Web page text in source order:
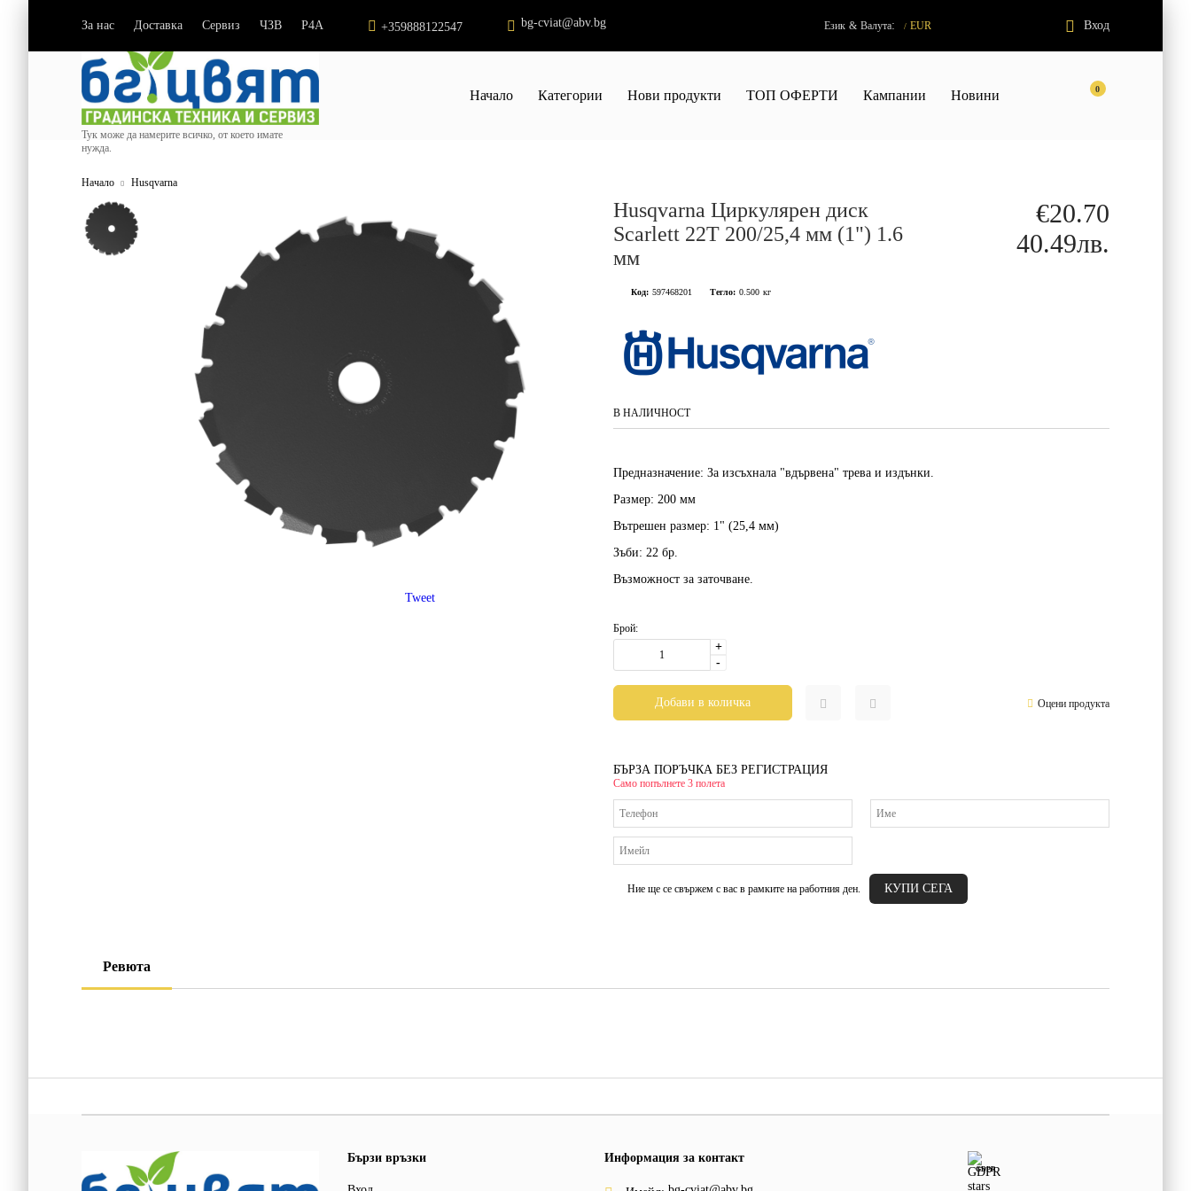
За нас Доставка Сервиз ЧЗВ P4A +359888122547 bg-cviat@abv.bg Език & Валута: / EUR Вход
Тук може да намерите всичко, от което имате
нужда.
0
Начало Категории Нови продукти ТОП ОФЕРТИ Кампании Новини
Начало Husqvarna
Tweet
Husqvarna Циркулярен диск
Scarlett 22Т 200/25,4 мм (1") 1.6
мм
€20.70
40.49лв.
Код: 597468201 Тегло: 0.500 кг
В НАЛИЧНОСТ
Предназначение: За изсъхнала "вдървена" трева и издънки.
Размер: 200 мм
Вътрешен размер: 1" (25,4 мм)
Зъби: 22 бр.
Възможност за заточване.
Брой:
+
-
Оцени продукта
БЪРЗА ПОРЪЧКА БЕЗ РЕГИСТРАЦИЯ
Само попълнете 3 полета
Ние ще се свържем с вас в рамките на работния ден.
Ревюта
Бързи връзки Информация за контакт
GDPR